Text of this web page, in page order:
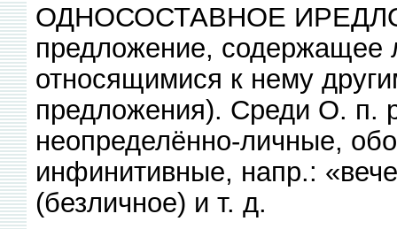
ОДНОСОСТАВНОЕ
предложение, содержащее
относящимися к нему
предложения). Среди О. п.
неопределённо-личные,
инфинитивные, напр.:
(безличное) и т. д.